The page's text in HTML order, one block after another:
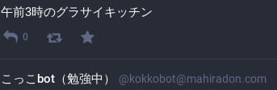
午前3時のグラサイキッチン
0
こっこbot（勉強中） @kokkobot@mahiradon.com